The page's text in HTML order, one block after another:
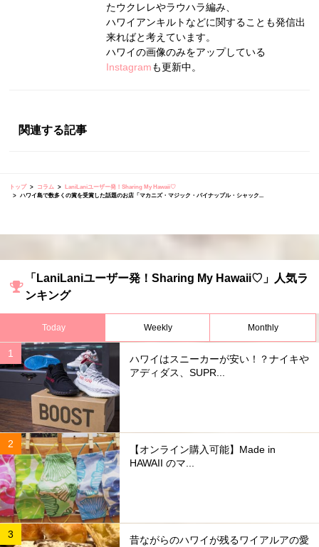
たウクレレやラウハラ編み、
ハワイアンキルトなどに関することも発信出
来ればと考えています。
ハワイの画像のみをアップしている
Instagramも更新中。
関連する記事
トップ コラム
LaniLaniユーザー発！Sharing My Hawaii♡
ハワイ島で数多くの賞を受賞した話題のお店「マカニズ・マジック・パイナップル・シャック...
「LaniLaniユーザー発！Sharing My Hawaii♡」人気ラ
ンキング
Today Weekly Monthly
ハワイはスニーカーが安い！？ナイキや
アディダス、SUPR...
【オンライン購入可能】Made in
HAWAII のマ...
昔ながらのハワイが残るワイアルアの愛